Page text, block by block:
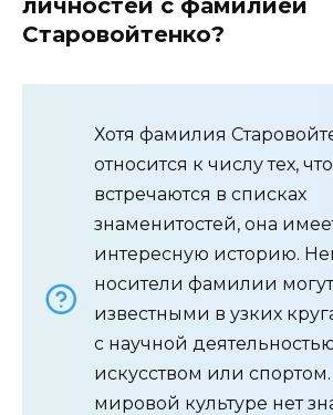
Старовойтенко?
Хотя фамилия
относится к числу тех, что
встречаются в списках
знаменитостей, она
интересную историю.
носители фамилии
известными в узких
с научной
искусством или
мировой культуре нет